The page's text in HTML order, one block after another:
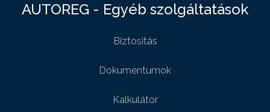
AUTOREG - Egyéb szolgáltatások
Biztositás
Dokumentumok
Kalkulátor